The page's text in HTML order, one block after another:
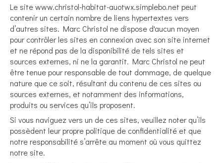
Le site www.christol-habitat-auotwx.simplebo.net peut
contenir un certain nombre de liens hypertextes vers
d’autres sites. Marc Christol ne dispose d'aucun moyen
pour contrôler les sites en connexion avec son site internet
et ne répond pas de la disponibilité de tels sites et
sources externes, ni ne la garantit. Marc Christol ne peut
être tenue pour responsable de tout dommage, de quelque
nature que ce soit, résultant du contenu de ces sites ou
sources externes, et notamment des informations,
produits ou services qu’ils proposent.
Si vous naviguez vers un de ces sites, veuillez noter qu’ils
possèdent leur propre politique de confidentialité et que
notre responsabilité s’arrête au moment où vous quittez
notre site.